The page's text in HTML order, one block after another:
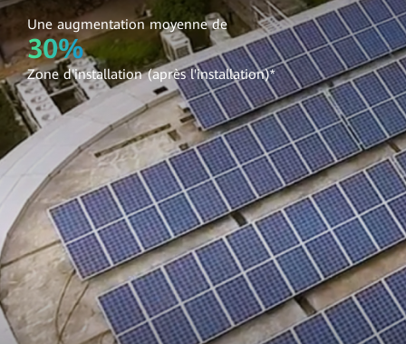
Une augmentation moyenne de
30%
Zone d'installation (après l'installation)*